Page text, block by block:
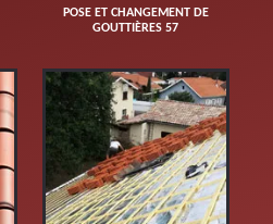
POSE ET CHANGEMENT DE
GOUTTIÈRES 57